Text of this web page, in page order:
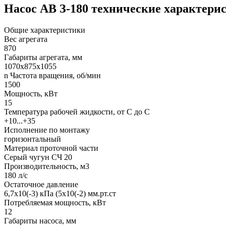
Насос АВ З-180 технические
Общие характеристики
Вес агрегата
870
Габариты агрегата, мм
1070х875х1055
n Частота вращения, об/мин
1500
Мощность, кВт
15
Температура рабочей жидкости, от С до С
+10...+35
Исполнение по монтажу
горизонтальный
Материал проточной части
Серый чугун СЧ 20
Производительность, м3
180 л/с
Остаточное давление
6,7х10(-3) кПа (5х10(-2) мм.рт.ст
Потребляемая мощность, кВт
12
Габариты насоса, мм